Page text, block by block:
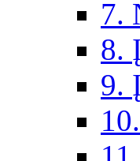
7.
8.
9.